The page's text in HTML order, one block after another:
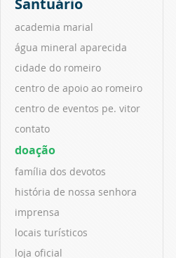
academia marial
água mineral aparecida
cidade do romeiro
centro de apoio ao romeiro
centro de eventos pe. vitor
contato
doação
família dos devotos
história de nossa senhora
imprensa
locais turísticos
loja oficial